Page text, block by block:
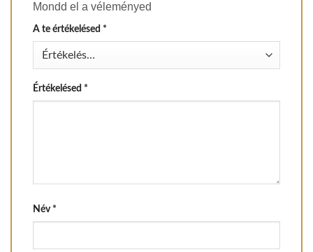
Mondd el a véleményed
A te értékelésed *
Értékelésed *
Név *